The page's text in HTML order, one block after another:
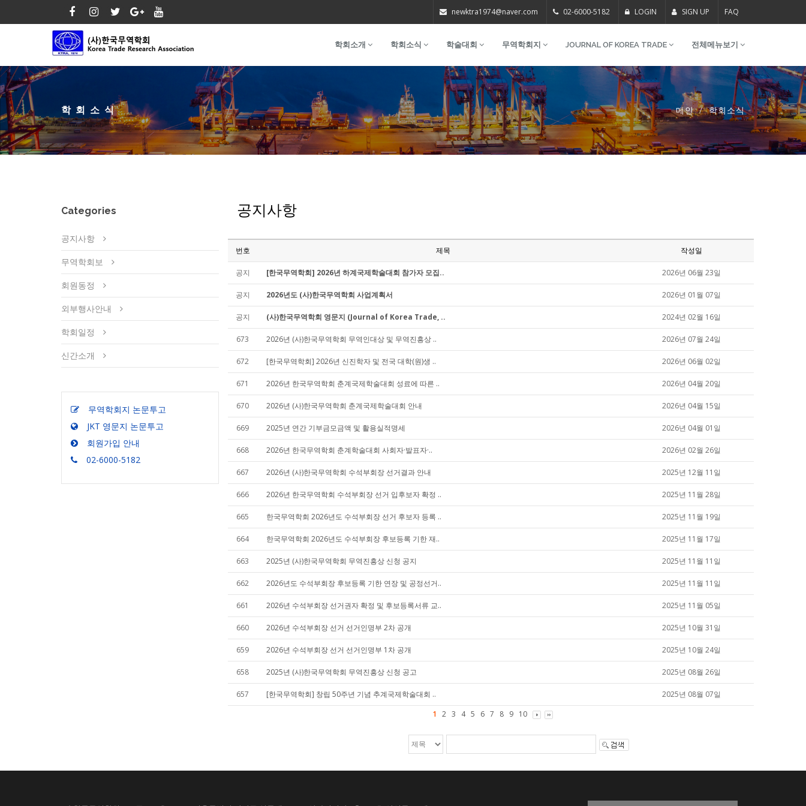
newktra1974@naver.com 02-6000-5182 LOGIN SIGN UP FAQ
학회소개 학회소식 학술대회 무역학회지 JOURNAL OF KOREA TRADE 전체메뉴보기
학회소식 메인 학회소식
Categories
공지사항
무역학회보
회원동정
외부행사안내
학회일정
신간소개
무역학회지 논문투고
JKT 영문지 논문투고
회원가입 안내
02-6000-5182
공지사항
번호 제목 작성일
공지 [한국무역학회] 2026년 하계국제학술대회 참가자 모집.. 2026년 06월 23일
공지 2026년도 (사)한국무역학회 사업계획서 2026년 01월 07일
공지 (사)한국무역학회 영문지 (Journal of Korea Trade, .. 2024년 02월 16일
673 2026년 (사)한국무역학회 무역인대상 및 무역진흥상 .. 2026년 07월 24일
672 [한국무역학회] 2026년 신진학자 및 전국 대학(원)생 .. 2026년 06월 02일
671 2026년 한국무역학회 춘계국제학술대회 성료에 따른 .. 2026년 04월 20일
670 2026년 (사)한국무역학회 춘계국제학술대회 안내 2026년 04월 15일
669 2025년 연간 기부금모금액 및 활용실적명세 2026년 04월 01일
668 2026년 한국무역학회 춘계학술대회 사회자·발표자·.. 2026년 02월 26일
667 2026년 (사)한국무역학회 수석부회장 선거결과 안내 2025년 12월 11일
666 2026년 한국무역학회 수석부회장 선거 입후보자 확정 .. 2025년 11월 28일
665 한국무역학회 2026년도 수석부회장 선거 후보자 등록 .. 2025년 11월 19일
664 한국무역학회 2026년도 수석부회장 후보등록 기한 재.. 2025년 11월 17일
663 2025년 (사)한국무역학회 무역진흥상 신청 공지 2025년 11월 11일
662 2026년도 수석부회장 후보등록 기한 연장 및 공정선거.. 2025년 11월 11일
661 2026년 수석부회장 선거권자 확정 및 후보등록서류 교.. 2025년 11월 05일
660 2026년 수석부회장 선거 선거인명부 2차 공개 2025년 10월 31일
659 2026년 수석부회장 선거 선거인명부 1차 공개 2025년 10월 24일
658 2025년 (사)한국무역학회 무역진흥상 신청 공고 2025년 08월 26일
657 [한국무역학회] 창립 50주년 기념 추계국제학술대회 ..
2025년 08월 07일
1 2 3 4 5 6 7 8 9 10